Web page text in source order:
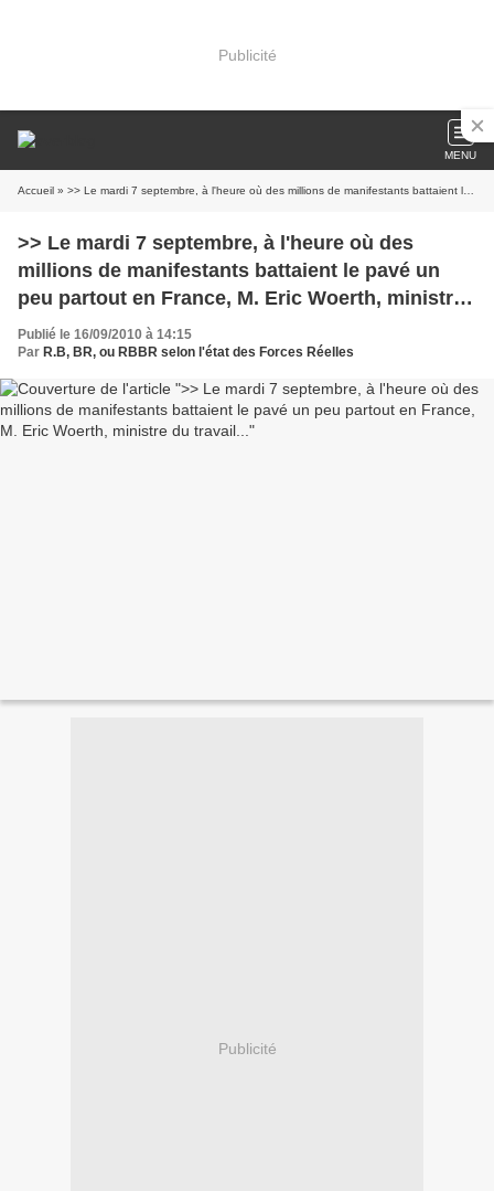
Publicité
MENU
Accueil » >> Le mardi 7 septembre, à l'heure où des millions de manifestants battaient le pavé un peu partout en France, M. Eric Woerth, ministre du travail...
>> Le mardi 7 septembre, à l'heure où des
millions de manifestants battaient le pavé un
peu partout en France, M. Eric Woerth, ministre
du travail...
Publié le 16/09/2010 à 14:15
Par R.B, BR, ou RBBR selon l'état des Forces Réelles
Publicité